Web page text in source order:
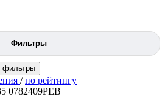
Фильтры
фильтры
/по рейтингу
0782409PEB